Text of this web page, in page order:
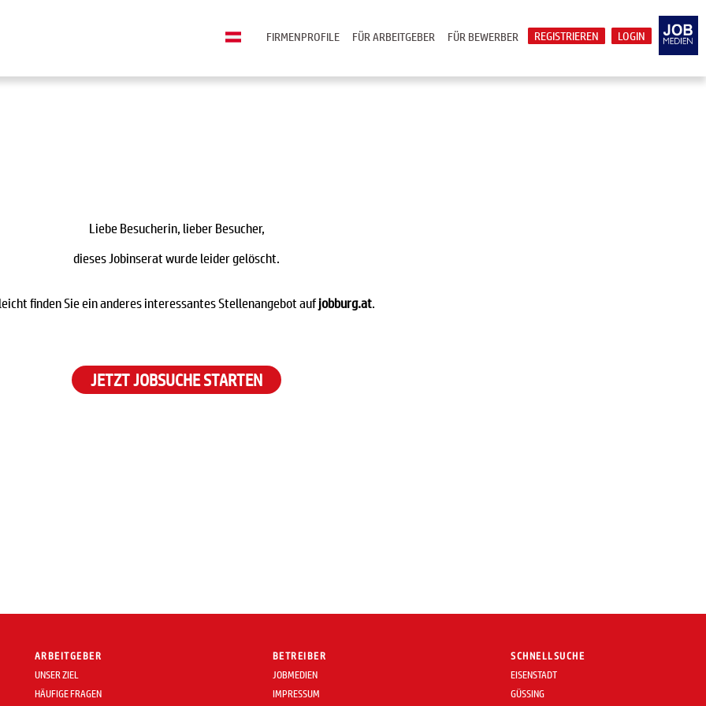
LOGIN
REGISTRIEREN
FÜR BEWERBER
FÜR ARBEITGEBER
FIRMENPROFILE
Liebe Besucherin, lieber Besucher,
dieses Jobinserat wurde leider gelöscht.
finden Sie ein anderes interessantes Stellenangebot aufjobburg.at.
JETZT JOBSUCHE STARTEN
ARBEITGEBER
UNSER ZIEL
HÄUFIGE FRAGEN
BETREIBER
JOBMEDIEN
IMPRESSUM
SCHNELLSUCHE
EISENSTADT
GÜSSING